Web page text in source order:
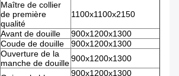
Maître de collier
de première
qualité
1100x1100x2150
Avant de douille
900x1200x1300
Coude de douille
900x1200x1300
Ouverture de la
manche de douille900x1200x1300
900x1200x1300